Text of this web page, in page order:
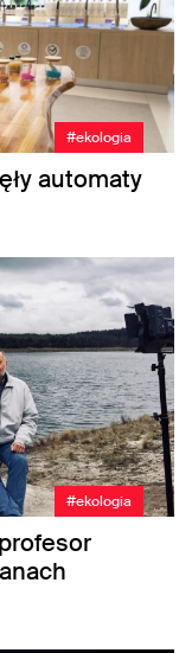
#ekologia
automaty
#ekologia